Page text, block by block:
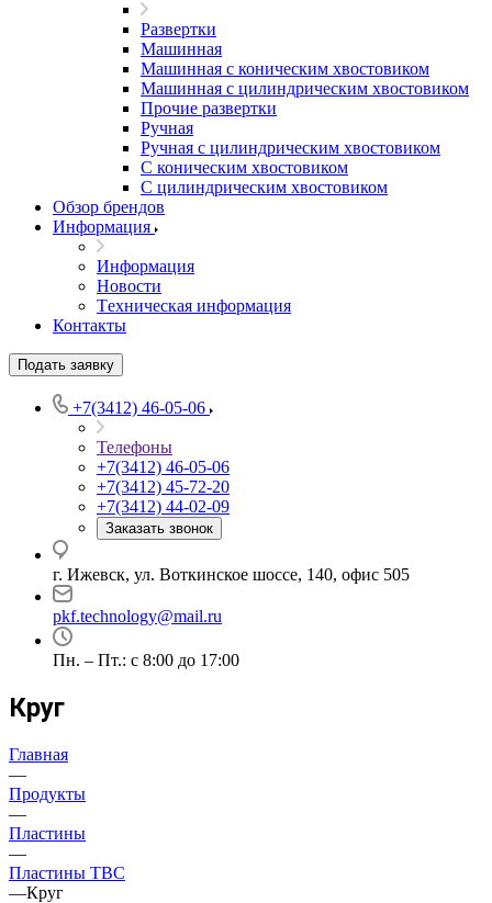
Развертки
Машинная
Машинная с коническим хвостовиком
Машинная с цилиндрическим хвостовиком
Прочие развертки
Ручная
Ручная с цилиндрическим хвостовиком
С коническим хвостовиком
С цилиндрическим хвостовиком
Обзор брендов
Информация
Информация
Новости
Tехническая информация
Контакты
Подать заявку
+7(3412) 46-05-06
Телефоны
+7(3412) 46-05-06
+7(3412) 45-72-20
+7(3412) 44-02-09
Заказать звонок
г. Ижевск, ул. Воткинское шоссе, 140, офис 505
pkf.technology@mail.ru
Пн. – Пт.: с 8:00 до 17:00
Круг
Главная
—
Продукты
—
Пластины
—
Пластины ТВС
—Круг